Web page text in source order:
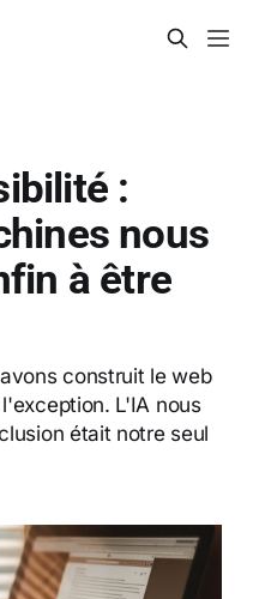
:
nous
à être
construit le web
L'IA nous
était notre seul